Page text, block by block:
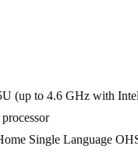
(up to 4.6 GHz with
Single Language